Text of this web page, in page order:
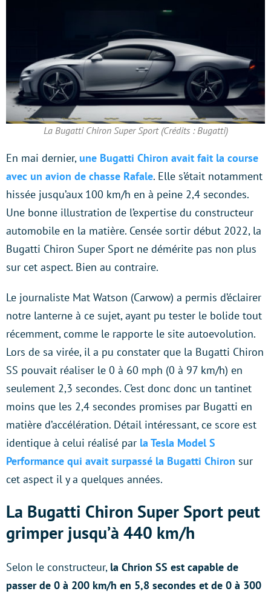
La Bugatti Chiron Super Sport (Crédits : Bugatti)
En mai dernier, une Bugatti Chiron avait fait la course
avec un avion de chasse Rafale. Elle s’était notamment
hissée jusqu’aux 100 km/h en à peine 2,4 secondes.
Une bonne illustration de l’expertise du constructeur
automobile en la matière. Censée sortir début 2022, la
Bugatti Chiron Super Sport ne démérite pas non plus
sur cet aspect. Bien au contraire.
Le journaliste Mat Watson (Carwow) a permis d’éclairer
notre lanterne à ce sujet, ayant pu tester le bolide tout
récemment, comme le rapporte le site autoevolution.
Lors de sa virée, il a pu constater que la Bugatti Chiron
SS pouvait réaliser le 0 à 60 mph (0 à 97 km/h) en
seulement 2,3 secondes. C’est donc donc un tantinet
moins que les 2,4 secondes promises par Bugatti en
matière d’accélération. Détail intéressant, ce score est
identique à celui réalisé par la Tesla Model S
Performance qui avait surpassé la Bugatti Chiron sur
cet aspect il y a quelques années.
La Bugatti Chiron Super Sport peut
grimper jusqu’à 440 km/h
Selon le constructeur, la Chrion SS est capable de
passer de 0 à 200 km/h en 5,8 secondes et de 0 à 300